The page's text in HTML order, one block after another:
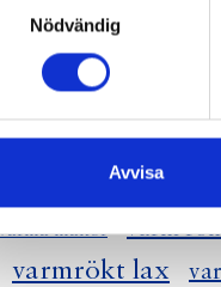
Nödvändig
Avvisa
recept:
varm sås
makor varm
varmrökt lax